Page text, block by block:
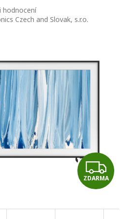
hodnocení
Czech and Slovak, s.r.o.
Z
D
A
ZDARMA